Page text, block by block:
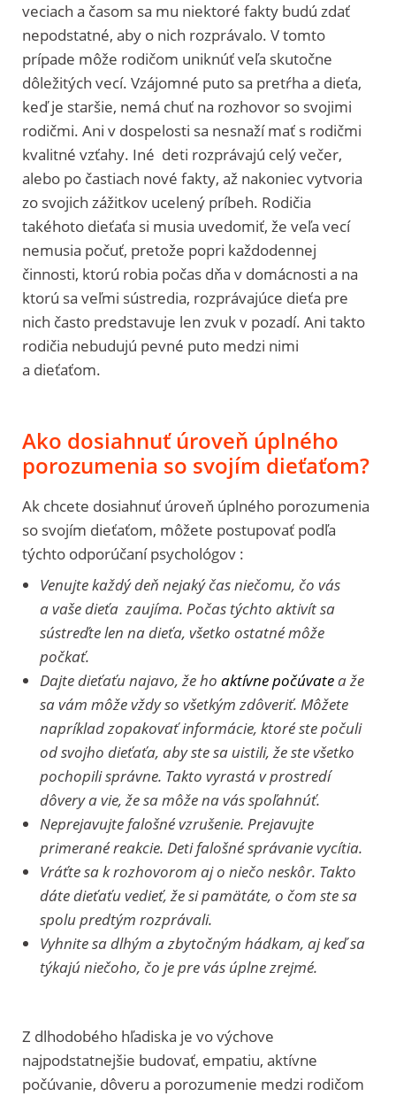
veciach a časom sa mu niektoré fakty budú zdať
nepodstatné, aby o nich rozprávalo. V tomto
prípade môže rodičom uniknúť veľa skutočne
dôležitých vecí. Vzájomné puto sa pretŕha a dieťa,
keď je staršie, nemá chuť na rozhovor so svojimi
rodičmi. Ani v dospelosti sa nesnaží mať s rodičmi
kvalitné vzťahy. Iné deti rozprávajú celý večer,
alebo po častiach nové fakty, až nakoniec vytvoria
zo svojich zážitkov ucelený príbeh. Rodičia
takéhoto dieťaťa si musia uvedomiť, že veľa vecí
nemusia počuť, pretože popri každodennej
činnosti, ktorú robia počas dňa v domácnosti a na
ktorú sa veľmi sústredia, rozprávajúce dieťa pre
nich často predstavuje len zvuk v pozadí. Ani takto
rodičia nebudujú pevné puto medzi nimi
a dieťaťom.
Ako dosiahnuť úroveň úplného
porozumenia so svojím dieťaťom?
Ak chcete dosiahnuť úroveň úplného porozumenia
so svojím dieťaťom, môžete postupovať podľa
týchto odporúčaní psychológov :
Venujte každý deň nejaký čas niečomu, čo vás
a vaše dieťa zaujíma. Počas týchto aktivít sa
sústreďte len na dieťa, všetko ostatné môže
počkať.
Dajte dieťaťu najavo, že ho aktívne počúvatea že
sa vám môže vždy so všetkým zdôveriť. Môžete
napríklad zopakovať informácie, ktoré ste počuli
od svojho dieťaťa, aby ste sa uistili, že ste všetko
pochopili správne. Takto vyrastá v prostredí
dôvery a vie, že sa môže na vás spoľahnúť.
Neprejavujte falošné vzrušenie. Prejavujte
primerané reakcie. Deti falošné správanie vycítia.
Vráťte sa k rozhovorom aj o niečo neskôr. Takto
dáte dieťaťu vedieť, že si pamätáte, o čom ste sa
spolu predtým rozprávali.
Vyhnite sa dlhým a zbytočným hádkam, aj keď sa
týkajú niečoho, čo je pre vás úplne zrejmé.
Z dlhodobého hľadiska je vo výchove
najpodstatnejšie budovať, empatiu, aktívne
počúvanie, dôveru a porozumenie medzi rodičom